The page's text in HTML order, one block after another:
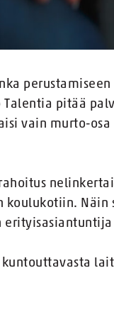
perustamiseen
pitää
vain murto-
Näin
erityisasiantuntija